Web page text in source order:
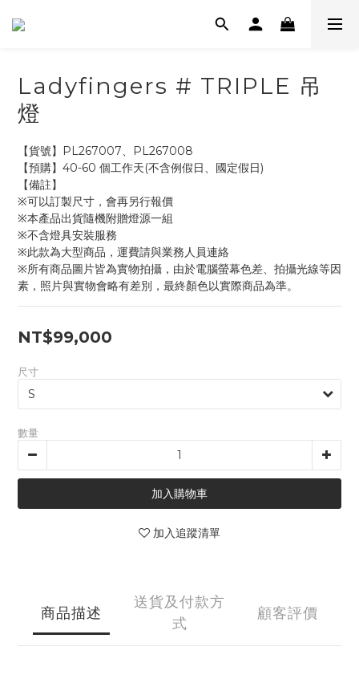
Ladyfingers # TRIPLE 吊
燈
【貨號】PL267007、PL267008
【預購】40-60 個工作天(不含例假日、國定假日)
【備註】
※可以訂製尺寸，會再另行報價
※本產品出貨隨機附贈燈源一組
※不含燈具安裝服務
※此款為大型商品，運費請與業務人員連絡
※所有商品圖片皆為實物拍攝，由於電腦螢幕色差、拍攝光線等因
素，照片與實物會略有差別，最終顏色以實際商品為準。
NT$99,000
尺寸
數量
加入購物車
加入追蹤清單
商品描述
送貨及付款方
式
顧客評價